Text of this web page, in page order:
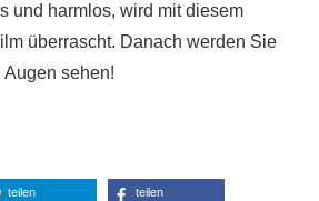
und harmlos, wird mit diesem
überrascht. Danach werden Sie
Augen sehen!
teilen teilen